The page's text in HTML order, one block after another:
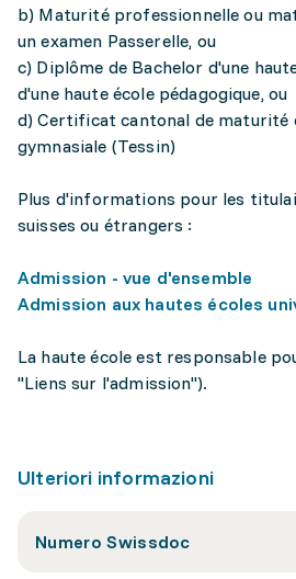
b) Maturité professionnelle ou
un examen Passerelle, ou
c) Diplôme de Bachelor d'une
d'une haute école pédagogique, ou
d) Certificat cantonal de maturité
gymnasiale (Tessin)
Plus d'informations pour les
suisses ou étrangers :
Admission - vue d'ensemble
Admission aux hautes écoles
La haute école est responsable
"Liens sur l'admission").
Ulteriori informazioni
Numero Swissdoc